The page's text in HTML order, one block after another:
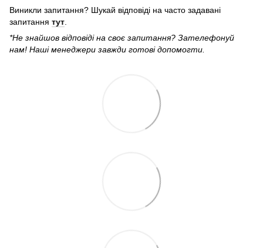
Виникли запитання? Шукай відповіді на часто задавані
запитання тут.
*Не знайшов відповіді на своє запитання? Зателефонуй
нам! Наші менеджери завжди готові допомогти.